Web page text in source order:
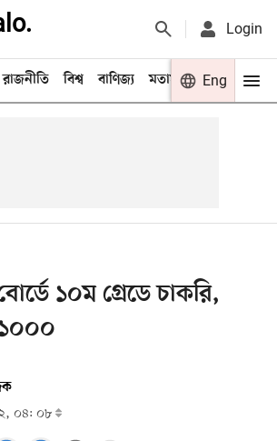
Login
রাজনীতি বিশ্ব বাণিজ্য মতামত খেলা
Eng
১০ম গ্রেডে চাকরি,
০৪: ০৮